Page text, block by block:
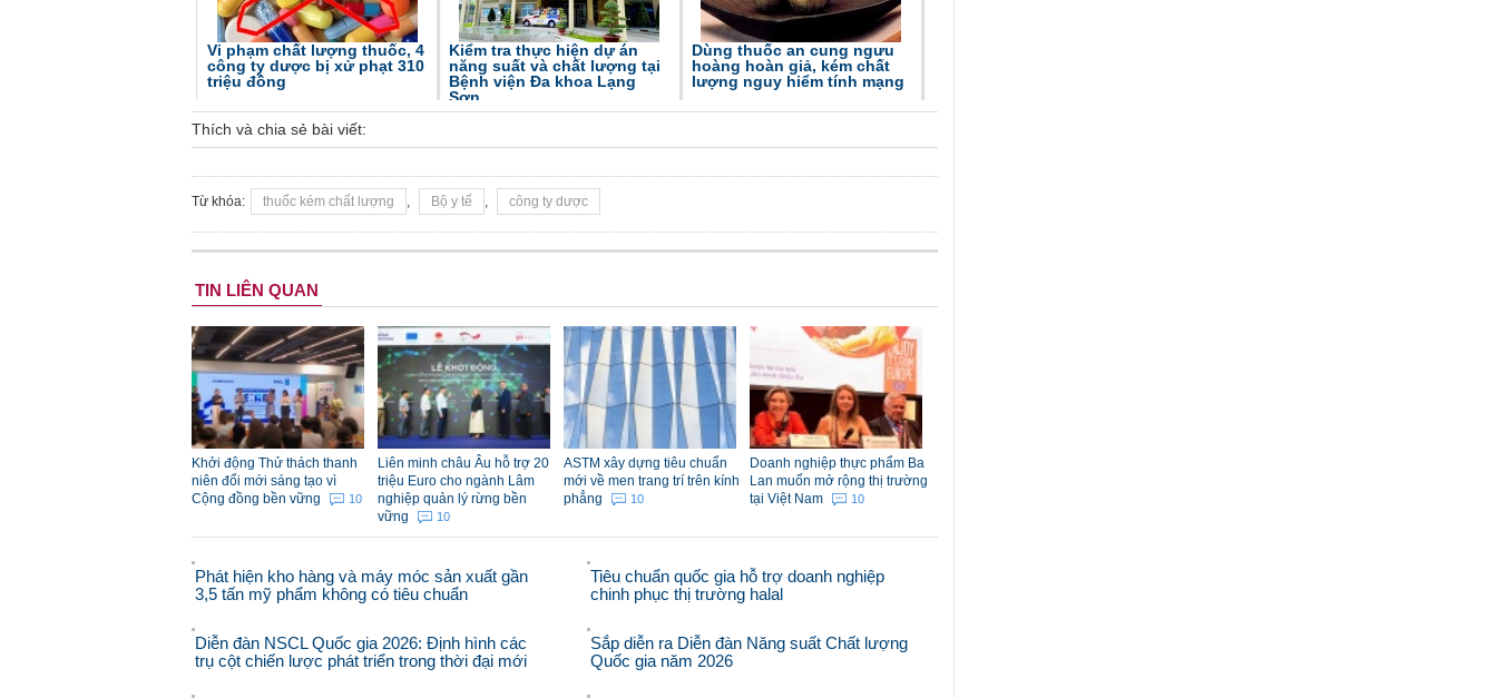
Vi phạm chất lượng thuốc, 4
công ty dược bị xử phạt 310
triệu đồng
Kiểm tra thực hiện dự án
năng suất và chất lượng tại
Bệnh viện Đa khoa Lạng
Sơn
Dùng thuốc an cung ngưu
hoàng hoàn giả, kém chất
lượng nguy hiểm tính mạng
Thích và chia sẻ bài viết:
Từ khóa: thuốc kém chất lượng Bộ y tế công ty dược
TIN LIÊN QUAN
Khởi động Thử thách thanh
niên đổi mới sáng tạo vì
Cộng đồng bền vững
10
Liên minh châu Âu hỗ trợ 20
triệu Euro cho ngành Lâm
nghiệp quản lý rừng bền
vững
10
ASTM xây dựng tiêu chuẩn
mới về men trang trí trên kính
phẳng
10
Doanh nghiệp thực phẩm Ba
Lan muốn mở rộng thị trường
tại Việt Nam
10
Phát hiện kho hàng và máy móc sản xuất gần
3,5 tấn mỹ phẩm không có tiêu chuẩn
Diễn đàn NSCL Quốc gia 2026: Định hình các
trụ cột chiến lược phát triển trong thời đại mới
Tiêu chuẩn quốc gia hỗ trợ doanh nghiệp
chinh phục thị trường halal
Sắp diễn ra Diễn đàn Năng suất Chất lượng
Quốc gia năm 2026